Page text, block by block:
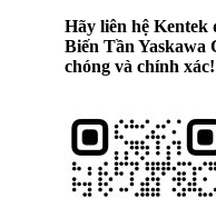
Hãy liên hệ Kentek
Biến Tần
chóng và chính xác!